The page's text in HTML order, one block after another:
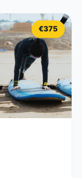
€375